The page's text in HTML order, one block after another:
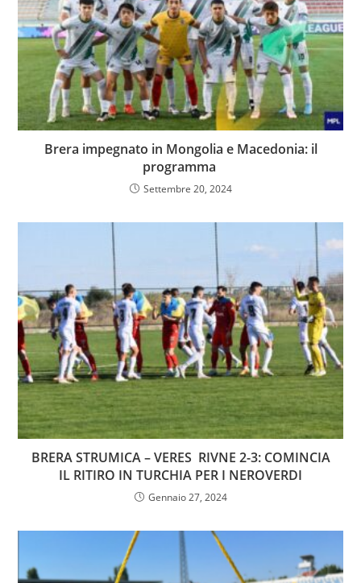
Brera impegnato in Mongolia e Macedonia: il
programma
Settembre 20, 2024
BRERA STRUMICA – VERES RIVNE 2-3: COMINCIA
IL RITIRO IN TURCHIA PER I NEROVERDI
Gennaio 27, 2024